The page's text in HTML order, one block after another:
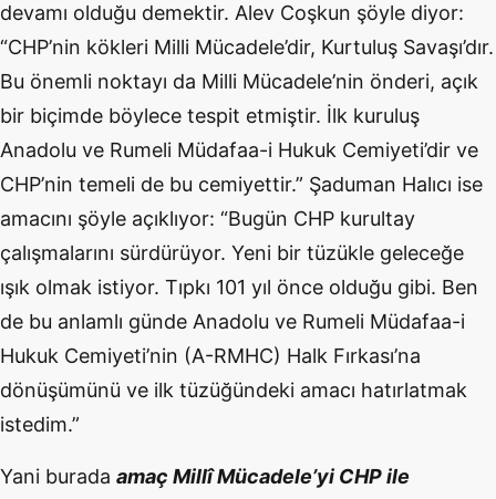
devamı olduğu demektir. Alev Coşkun şöyle diyor:
“CHP’nin kökleri Milli Mücadele’dir, Kurtuluş Savaşı’dır.
Bu önemli noktayı da Milli Mücadele’nin önderi, açık
bir biçimde böylece tespit etmiştir. İlk kuruluş
Anadolu ve Rumeli Müdafaa-i Hukuk Cemiyeti’dir ve
CHP’nin temeli de bu cemiyettir.” Şaduman Halıcı ise
amacını şöyle açıklıyor: “Bugün CHP kurultay
çalışmalarını sürdürüyor. Yeni bir tüzükle geleceğe
ışık olmak istiyor. Tıpkı 101 yıl önce olduğu gibi. Ben
de bu anlamlı günde Anadolu ve Rumeli Müdafaa-i
Hukuk Cemiyeti’nin (A-RMHC) Halk Fırkası’na
dönüşümünü ve ilk tüzüğündeki amacı hatırlatmak
istedim.”
Yani burada amaç Millî Mücadele’yi CHP ile